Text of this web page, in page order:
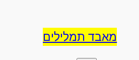
מאבד תמלילים